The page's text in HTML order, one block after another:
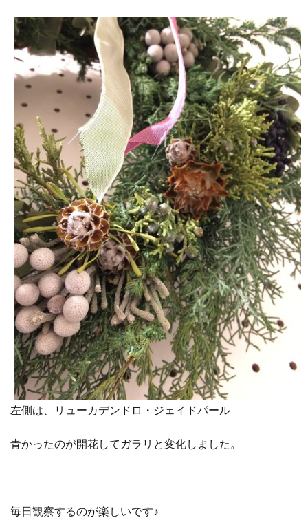
左側は、リューカデンドロ・ジェイドパール
青かったのが開花してガラリと変化しました。
毎日観察するのが楽しいです♪